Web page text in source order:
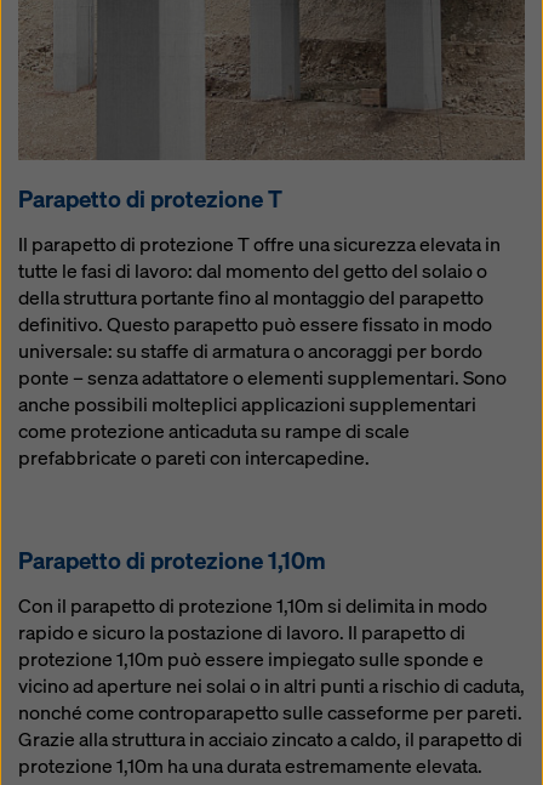
Parapetto di protezione T
Il parapetto di protezione T offre una sicurezza elevata in
tutte le fasi di lavoro: dal momento del getto del solaio o
della struttura portante fino al montaggio del parapetto
definitivo. Questo parapetto può essere fissato in modo
universale: su staffe di armatura o ancoraggi per bordo
ponte – senza adattatore o elementi supplementari. Sono
anche possibili molteplici applicazioni supplementari
come protezione anticaduta su rampe di scale
prefabbricate o pareti con intercapedine.
Parapetto di protezione 1,10m
Con il parapetto di protezione 1,10m si delimita in modo
rapido e sicuro la postazione di lavoro. Il parapetto di
protezione 1,10m può essere impiegato sulle sponde e
vicino ad aperture nei solai o in altri punti a rischio di caduta,
nonché come controparapetto sulle casseforme per pareti.
Grazie alla struttura in acciaio zincato a caldo, il parapetto di
protezione 1,10m ha una durata estremamente elevata.